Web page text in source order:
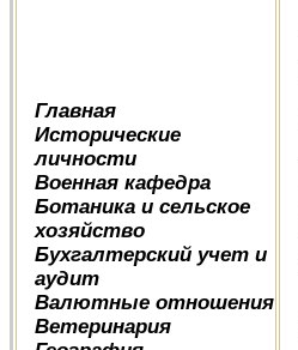
Главная
Исторические
личности
Военная кафедра
Ботаника и сельское
хозяйство
Бухгалтерский учет и
аудит
Валютные отношения
Ветеринария